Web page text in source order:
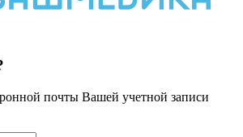
почты Вашей учетной записи